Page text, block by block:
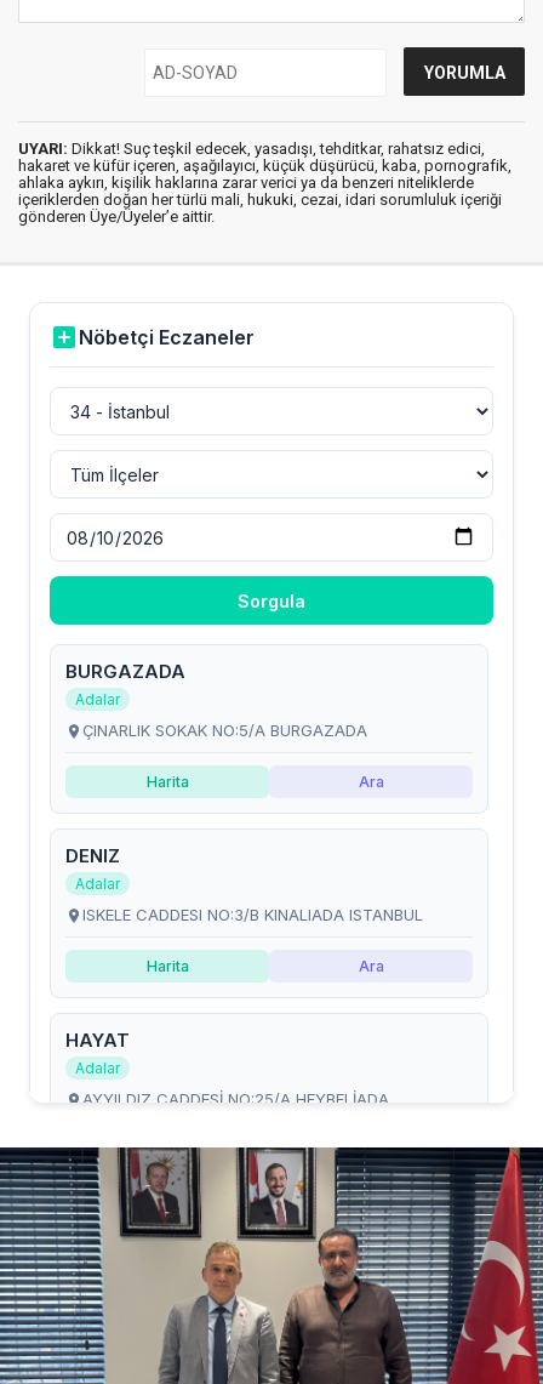
UYARI: Dikkat! Suç teşkil edecek, yasadışı, tehditkar, rahatsız edici,
hakaret ve küfür içeren, aşağılayıcı, küçük düşürücü, kaba, pornografik,
ahlaka aykırı, kişilik haklarına zarar verici ya da benzeri niteliklerde
içeriklerden doğan her türlü mali, hukuki, cezai, idari sorumluluk içeriği
gönderen Üye/Üyeler’e aittir.